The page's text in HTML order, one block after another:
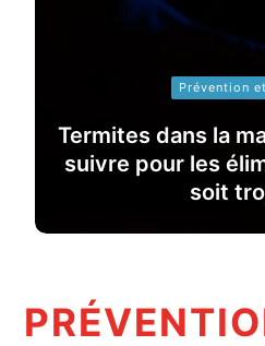
Prévention
Termites dans la
suivre pour les
soit